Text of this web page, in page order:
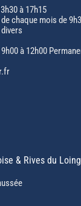
à 17h15
chaque mois de
à 12h00
& Rives du Loing